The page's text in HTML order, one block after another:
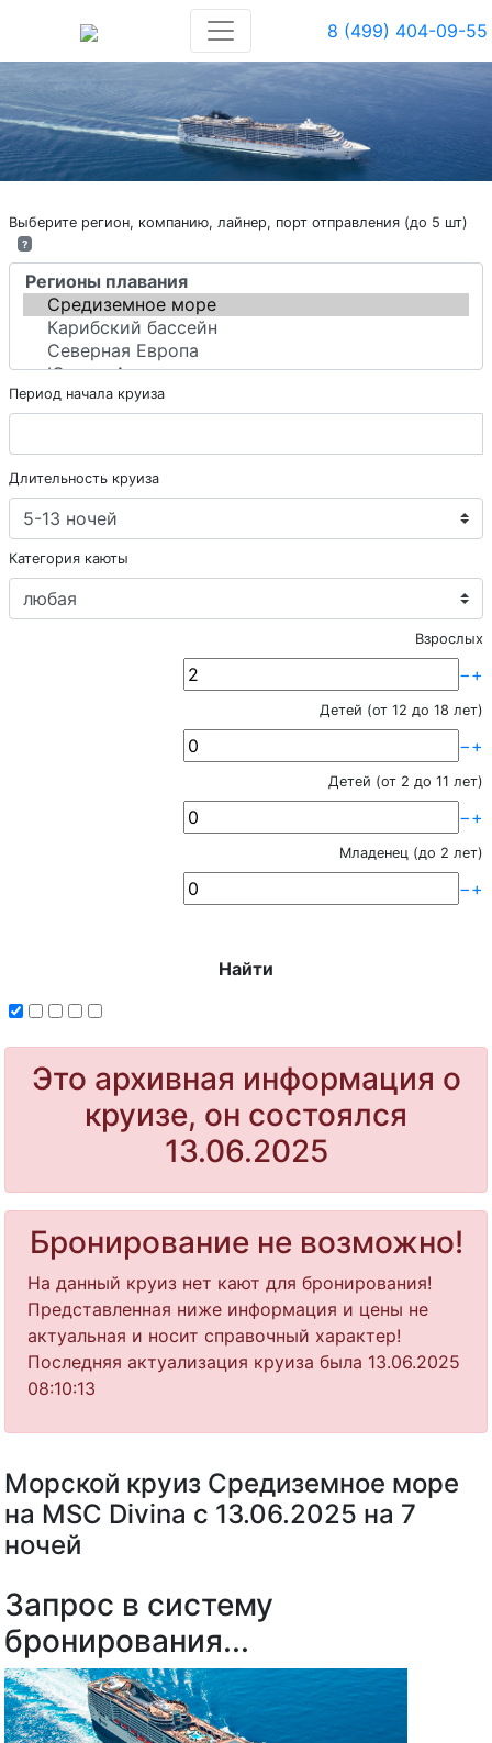
8 (499) 404-09-55
Выберите регион, компанию, лайнер, порт отправления (до 5 шт)
?
Период начала круиза
Длительность круиза
Категория каюты
Взрослых
−+
Детей (от 12 до 18 лет)
−+
Детей (от 2 до 11 лет)
−+
Младенец (до 2 лет)
−+
Найти
Это архивная информация о
круизе, он состоялся
13.06.2025
Бронирование не возможно!
На данный круиз нет кают для бронирования!
Представленная ниже информация и цены не
актуальная и носит справочный характер!
Последняя актуализация круиза была 13.06.2025
08:10:13
Морской круиз Средиземное море
на MSC Divina с 13.06.2025 на 7
ночей
Запрос в систему
бронирования...